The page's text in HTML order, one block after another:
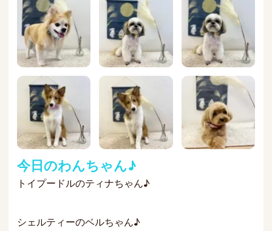
今日のわんちゃん♪
トイプードルのティナちゃん♪
シェルティーのベルちゃん♪